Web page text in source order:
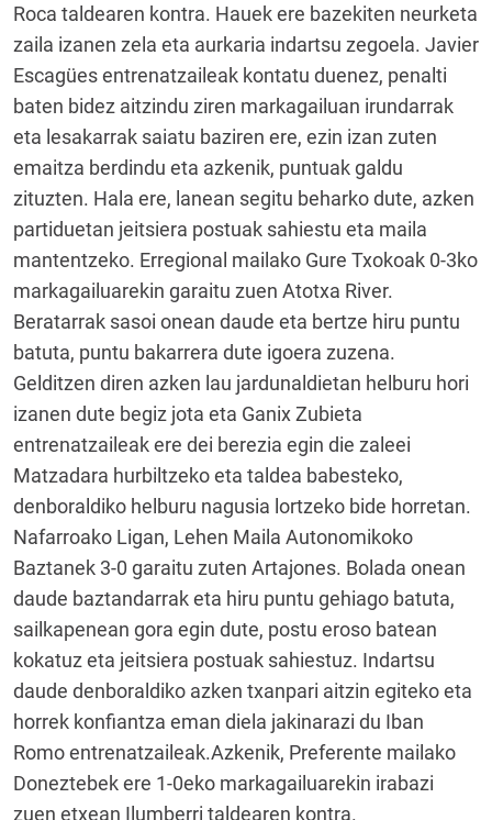
Roca taldearen kontra. Hauek ere bazekiten neurketa
zaila izanen zela eta aurkaria indartsu zegoela. Javier
Escagües entrenatzaileak kontatu duenez, penalti
baten bidez aitzindu ziren markagailuan irundarrak
eta lesakarrak saiatu baziren ere, ezin izan zuten
emaitza berdindu eta azkenik, puntuak galdu
zituzten. Hala ere, lanean segitu beharko dute, azken
partiduetan jeitsiera postuak sahiestu eta maila
mantentzeko. Erregional mailako Gure Txokoak 0-3ko
markagailuarekin garaitu zuen Atotxa River.
Beratarrak sasoi onean daude eta bertze hiru puntu
batuta, puntu bakarrera dute igoera zuzena.
Gelditzen diren azken lau jardunaldietan helburu hori
izanen dute begiz jota eta Ganix Zubieta
entrenatzaileak ere dei berezia egin die zaleei
Matzadara hurbiltzeko eta taldea babesteko,
denboraldiko helburu nagusia lortzeko bide horretan.
Nafarroako Ligan, Lehen Maila Autonomikoko
Baztanek 3-0 garaitu zuten Artajones. Bolada onean
daude baztandarrak eta hiru puntu gehiago batuta,
sailkapenean gora egin dute, postu eroso batean
kokatuz eta jeitsiera postuak sahiestuz. Indartsu
daude denboraldiko azken txanpari aitzin egiteko eta
horrek konfiantza eman diela jakinarazi du Iban
Romo entrenatzaileak.Azkenik, Preferente mailako
Doneztebek ere 1-0eko markagailuarekin irabazi
zuen etxean Ilumberri taldearen kontra.